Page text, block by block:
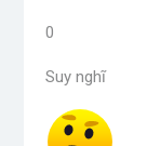
0
Suy nghĩ